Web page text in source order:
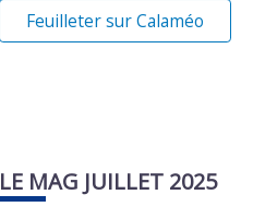
Feuilleter sur Calaméo
LE MAG JUILLET 2025